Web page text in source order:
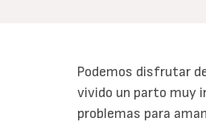
Podemos disfrutar
vivido un parto muy
problemas para